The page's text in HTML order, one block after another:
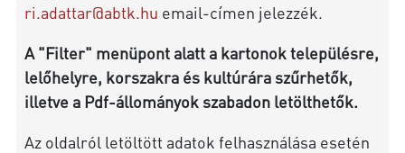
ri.adattar@abtk.hu email-címen jelezzék.
A "Filter" menüpont alatt a kartonok településre,
lelőhelyre, korszakra és kultúrára szűrhetők,
illetve a Pdf-állományok szabadon letölthetők.
Az oldalról letöltött adatok felhasználása esetén